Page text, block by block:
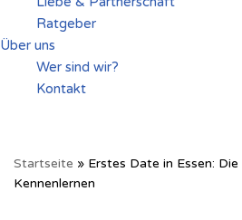
Ratgeber
Über uns
Wer sind wir?
Kontakt
Startseite » Erstes Date in Essen:
Kennenlernen